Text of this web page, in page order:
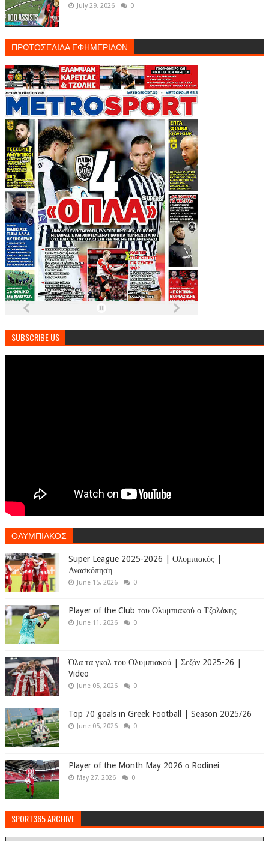
July 29, 2026 0
ΠΡΩΤΟΣΕΛΙΔΑ ΕΦΗΜΕΡΙΔΩΝ
SUBSCRIBE US
ΟΛΥΜΠΙΑΚΟΣ
Super League 2025-2026 | Ολυμπιακός |
Ανασκόπηση
June 15, 2026 0
Player of the Club του Ολυμπιακού ο Τζολάκης
June 11, 2026 0
Όλα τα γκολ του Ολυμπιακού | Σεζόν 2025-26 |
Video
June 05, 2026 0
Top 70 goals in Greek Football | Season 2025/26
June 05, 2026 0
Player of the Month May 2026 ο Rodinei
May 27, 2026 0
SPORT365 ARCHIVE